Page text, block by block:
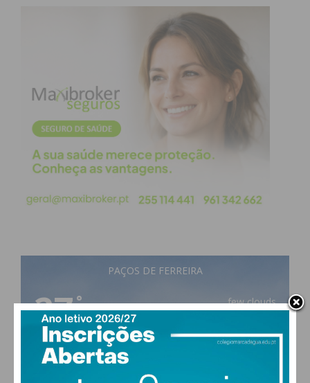
PAÇOS DE FERREIRA
27°
few clouds
MAX 27 • MIN 27